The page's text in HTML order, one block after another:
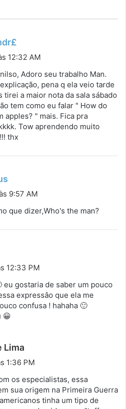
i
s
e
:
12:32 AM
Adoro seu trabalho Man.
pena q ela veio tarde
tirei a maior nota da sala sábado
tem como eu falar " How do
apples? " mais. Fica pra
Tow aprendendo muito
thx
i
e
9:57 AM
que dizer,Who's the man?
12:33 PM
eu gostaria de saber um pouco
expressâo que ela me
confusa ! hahaha 🙂
😀
Lima
i
s
e
1:36 PM
os especialistas, essa
sua origem na Primeira Guerra
tinha um tipo de